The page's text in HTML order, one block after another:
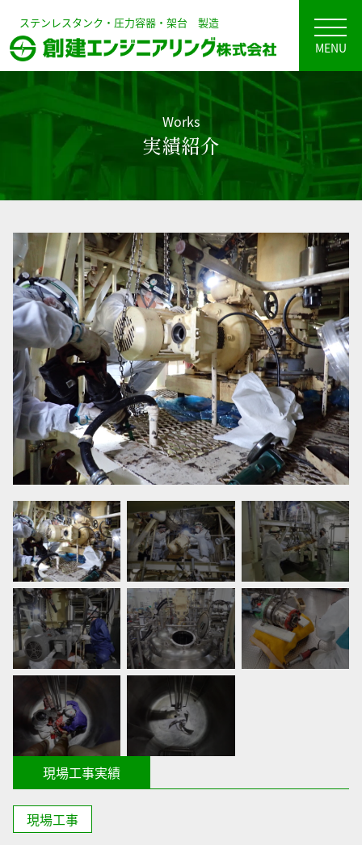
ステンレスタンク・圧力容器・架台 製造
MENU
Works
実績紹介
現場工事実績
現場工事